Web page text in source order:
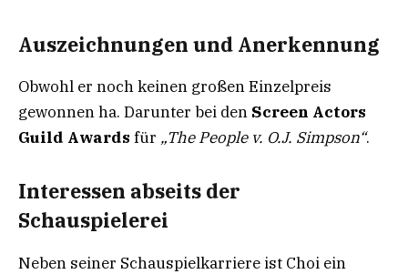
Auszeichnungen und Anerkennung
Obwohl er noch keinen großen Einzelpreis
gewonnen ha. Darunter bei den Screen Actors
Guild Awards für „The People v. O.J. Simpson“.
Interessen abseits der
Schauspielerei
Neben seiner Schauspielkarriere ist Choi ein